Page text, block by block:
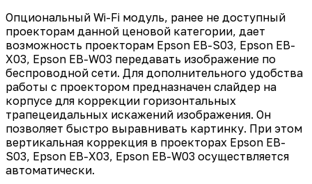
Опциональный Wi-Fi модуль, ранее не доступный
проекторам данной ценовой категории, дает
возможность проекторам Epson EB-S03, Epson EB-
X03, Epson EB-W03 передавать изображение по
беспроводной сети. Для дополнительного удобства
работы с проектором предназначен слайдер на
корпусе для коррекции горизонтальных
трапецеидальных искажений изображения. Он
позволяет быстро выравнивать картинку. При этом
вертикальная коррекция в проекторах Epson EB-
S03, Epson EB-X03, Epson EB-W03 осуществляется
автоматически.